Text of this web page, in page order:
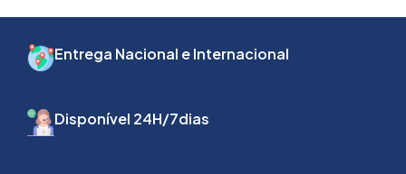
Entrega Nacional e Internacional
Disponível 24H/7dias